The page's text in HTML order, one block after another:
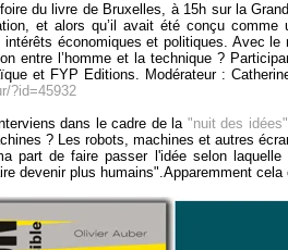
du livre de Bruxelles, à 15h sur la
et alors qu’il avait été conçu
intérêts économiques et politiques. Avec
entre l’homme et la technique ?
et FYP Editions. Modérateur :
?id=45932
dans le cadre de la "nuit des
? Les robots, machines et autres
part de faire passer l'idée selon
devenir plus humains".Apparemment cela